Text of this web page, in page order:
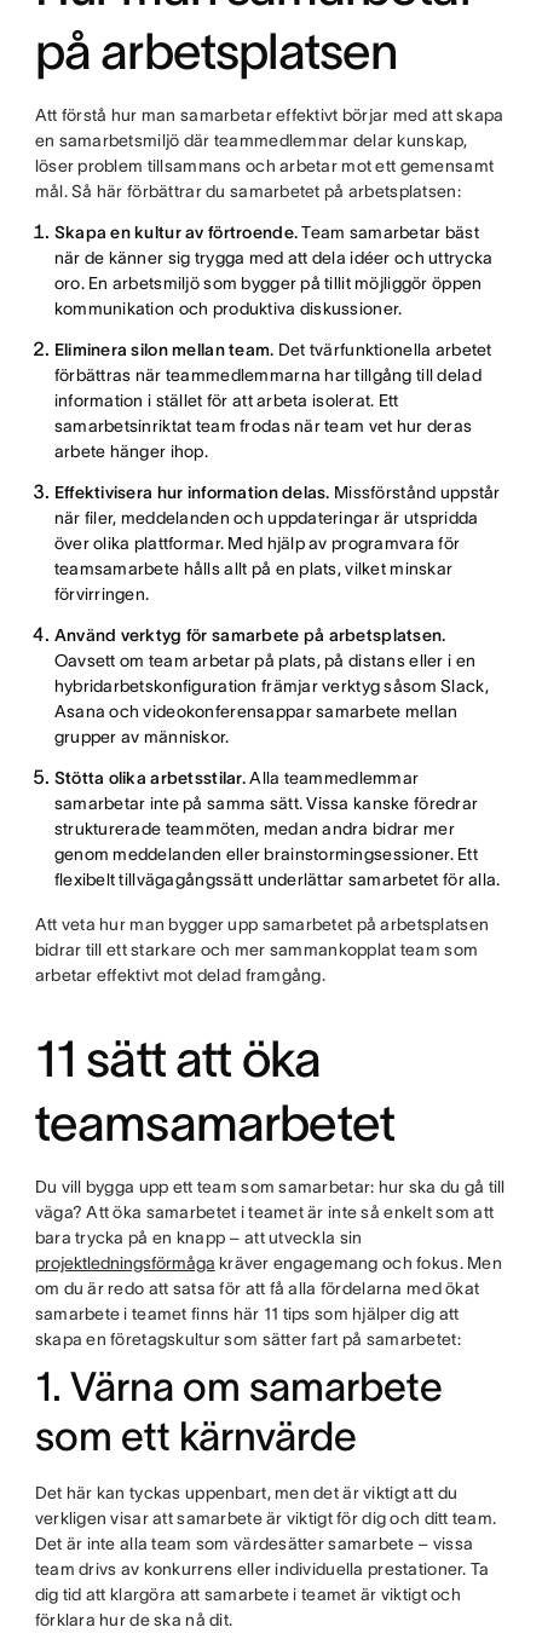
på arbetsplatsen
Att förstå hur man samarbetar effektivt börjar med att skapa
en samarbetsmiljö där teammedlemmar delar kunskap,
löser problem tillsammans och arbetar mot ett gemensamt
mål. Så här förbättrar du samarbetet på arbetsplatsen:
Skapa en kultur av förtroende.Team samarbetar bäst
när de känner sig trygga med att dela idéer och uttrycka
oro. En arbetsmiljö som bygger på tillit möjliggör öppen
kommunikation och produktiva diskussioner.
Eliminera silon mellan team. Det tvärfunktionella arbetet
förbättras när teammedlemmarna har tillgång till delad
information i stället för att arbeta isolerat. Ett
samarbetsinriktat team frodas när team vet hur deras
arbete hänger ihop.
Effektivisera hur information delas. Missförstånd uppstår
när filer, meddelanden och uppdateringar är utspridda
över olika plattformar. Med hjälp av programvara för
teamsamarbete hålls allt på en plats, vilket minskar
förvirringen.
Använd verktyg för samarbete på arbetsplatsen.
Oavsett om team arbetar på plats, på distans eller i en
hybridarbetskonfiguration främjar verktyg såsom Slack,
Asana och videokonferensappar samarbete mellan
grupper av människor.
Stötta olika arbetsstilar.Alla teammedlemmar
samarbetar inte på samma sätt. Vissa kanske föredrar
strukturerade teammöten, medan andra bidrar mer
genom meddelanden eller brainstormingsessioner. Ett
flexibelt tillvägagångssätt underlättar samarbetet för alla.
Att veta hur man bygger upp samarbetet på arbetsplatsen
bidrar till ett starkare och mer sammankopplat team som
arbetar effektivt mot delad framgång.
11 sätt att öka
teamsamarbetet
Du vill bygga upp ett team som samarbetar: hur ska du gå till
väga? Att öka samarbetet i teamet är inte så enkelt som att
bara trycka på en knapp – att utveckla sin
projektledningsförmåga kräver engagemang och fokus. Men
om du är redo att satsa för att få alla fördelarna med ökat
samarbete i teamet finns här 11 tips som hjälper dig att
skapa en företagskultur som sätter fart på samarbetet:
1. Värna om samarbete
som ett kärnvärde
Det här kan tyckas uppenbart, men det är viktigt att du
verkligen visar att samarbete är viktigt för dig och ditt team.
Det är inte alla team som värdesätter samarbete – vissa
team drivs av konkurrens eller individuella prestationer. Ta
dig tid att klargöra att samarbete i teamet är viktigt och
förklara hur de ska nå dit.